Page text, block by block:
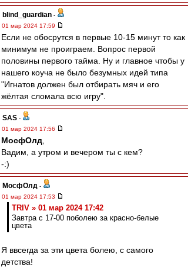
blind_guardian -
01 мар 2024 17:59
Если не обосрутся в первые 10-15 минут то как
минимум не проиграем. Вопрос первой
половины первого тайма. Ну и главное чтобы у
нашего коуча не было безумных идей типа
"Игнатов должен был отбирать мяч и его
жёлтая сломала всю игру".
SAS -
01 мар 2024 17:56
МосфОлд
Вадим, а утром и вечером ты с кем?
-:)
МосфОлд -
01 мар 2024 17:53
TRIV » 01 мар 2024 17:42
Завтра с 17-00 поболею за красно-белые
цвета
Я ввсегда за эти цвета болею, с самого
детства!